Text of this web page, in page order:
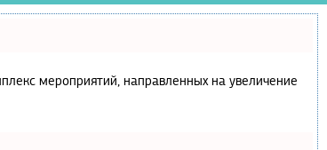
мероприятий, направленных на увеличение